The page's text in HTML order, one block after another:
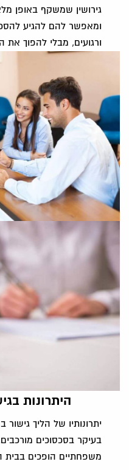
גירושין שמשקף באופן
ומאפשר להם להגיע
ורגועים, מבלי להפוך את
היתרונות
יתרונותיו של הליך
בעיקר בסכסוכים
משפחתיים הופכים